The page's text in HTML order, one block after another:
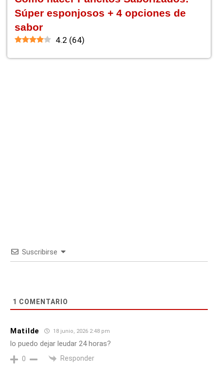
Súper esponjosos + 4 opciones de
sabor
4.2 (64)
Suscribirse
1 COMENTARIO
Matilde 18 junio, 2026 2:48 pm
lo puedo dejar leudar 24 horas?
0 Responder